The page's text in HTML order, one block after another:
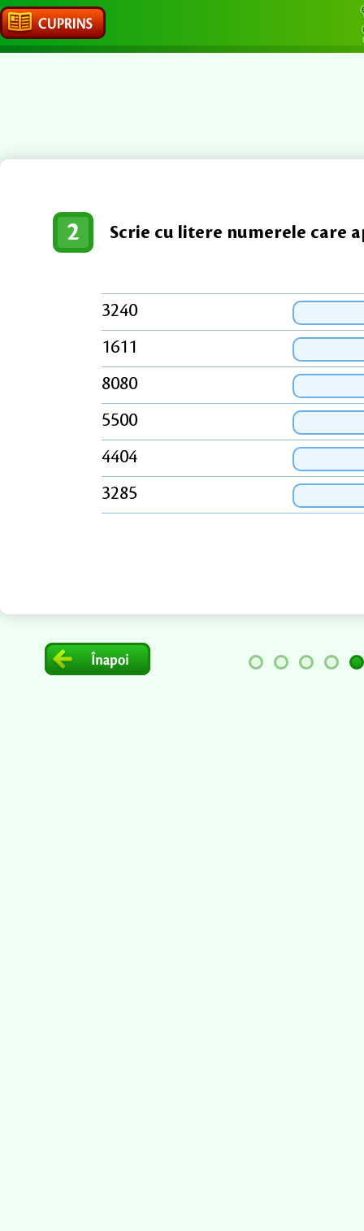
2 Scrie cu litere numerele care
3240
1611
8080
5500
4404
3285